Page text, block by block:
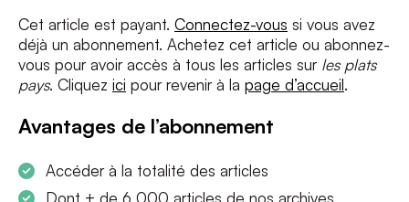
Cet article est payant. Connectez-vous si vous avez
déjà un abonnement. Achetez cet article ou abonnez-
vous pour avoir accès à tous les articles sur les plats
pays. Cliquez ici pour revenir à la page d’accueil.
Avantages de l’abonnement
Accéder à la totalité des articles
Dont + de 6 000 articles de nos archives
S'INSCRIRE